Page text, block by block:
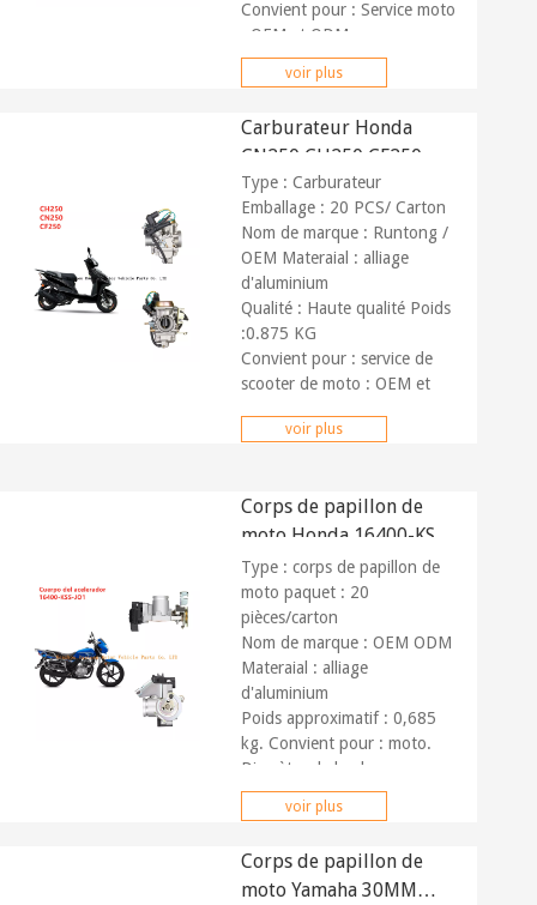
Convient pour : Service moto
OEM et ODM
Marché : Global Paiement
:T/T, Paypal
voir plus
Carburateur Honda
CN250 CH250 CF250
Elite Helix Scooter
Type : Carburateur
Emballage : 20 PCS/ Carton
Nom de marque : Runtong /
OEM Materaial : alliage
d'aluminium
Qualité : Haute qualité Poids
:0.875 KG
Convient pour : service de
scooter de moto :OEM et
Marché : Partout dans le
voir plus
Corps de papillon de
moto Honda 16400-KSS-
JO1 22 mm
Type : corps de papillon de
moto paquet : 20
pièces/carton
Nom de marque : OEM ODM
Materaial : alliage
d'aluminium
Poids approximatif : 0,685
kg. Convient pour : moto.
Diamètre de la plaque
d'accélérateur : 22 mm
Expédition : Air Sea Land
voir plus
Corps de papillon de
moto Yamaha 30MM